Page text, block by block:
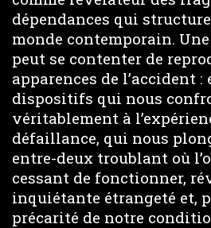
dépendances qui
monde contemporain.
peut se contenter de
apparences de l’accident
dispositifs qui nous
véritablement à
défaillance, qui nous
entre-deux troublant où
cessant de fonctionner,
inquiétante étrangeté et,
précarité de notre